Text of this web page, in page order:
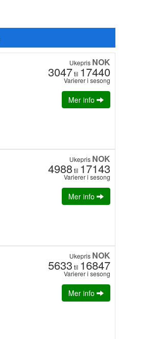
Ukepris NOK
3047til 17440
Varierer i sesong
Mer info
Ukepris NOK
4988til 17143
Varierer i sesong
Mer info
Ukepris NOK
5633 til 16847
Varierer i sesong
Mer info